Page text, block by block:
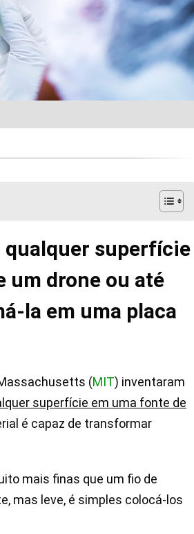
qualquer superfície
um drone ou até
la em uma placa
(MIT) inventaram
superfície em uma fonte de
é capaz de transformar
mais finas que um fio de
mas leve, é simples colocá-los